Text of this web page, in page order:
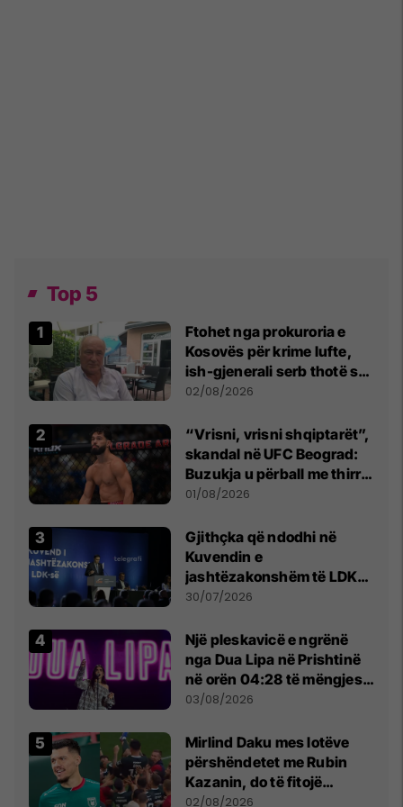
Top 5
Ftohet nga prokuroria e
Kosovës për krime lufte,
ish-gjenerali serb thotë se
dikush e tradhtoi në
02/08/2026
“Vrisni, vrisni shqiptarët”,
skandal në UFC Beograd:
Buzukja u përball me thirrje
anti-shqiptare nga
01/08/2026
Gjithçka që ndodhi në
Kuvendin e
jashtëzakonshëm të LDK-
së
30/07/2026
Një pleskavicë e ngrënë
nga Dua Lipa në Prishtinë
në orën 04:28 të mëngjesit
- dhe bota digjitale serbe
03/08/2026
Mirlind Daku mes lotëve
përshëndetet me Rubin
Kazanin, do të fitojë
miliona te Spartak Moska
02/08/2026